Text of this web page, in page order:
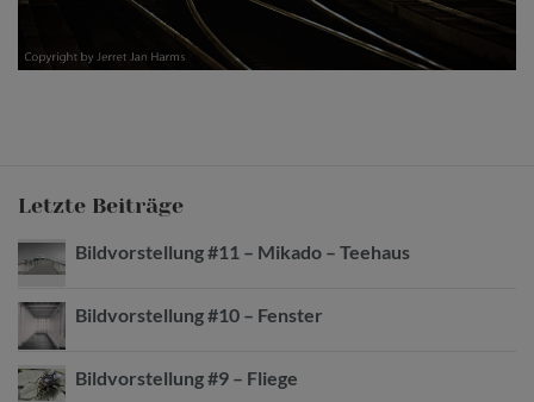
Letzte Beiträge
Bildvorstellung #11 – Mikado – Teehaus
Bildvorstellung #10 – Fenster
Bildvorstellung #9 – Fliege